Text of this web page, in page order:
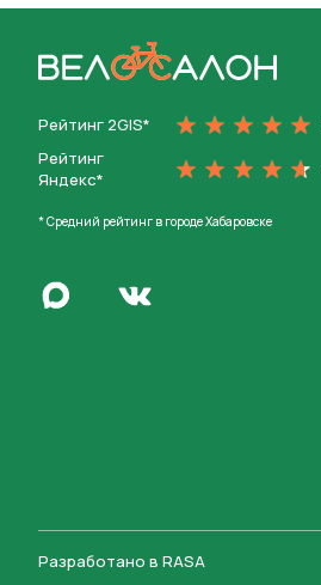
Рейтинг 2GIS*
Рейтинг
Яндекс*
* Средний рейтинг в городе Хабаровске
Написать в MaxПерейти во Вконтакте
Разработано в RASA